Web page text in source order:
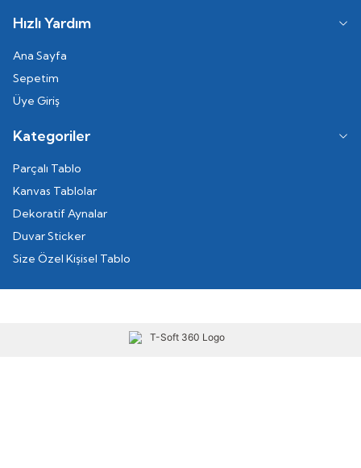
Hızlı Yardım
Ana Sayfa
Sepetim
Üye Giriş
Kategoriler
Parçalı Tablo
Kanvas Tablolar
Dekoratif Aynalar
Duvar Sticker
Size Özel Kişisel Tablo